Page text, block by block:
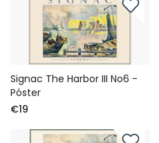
Signac The Harbor III No6 -
Póster
€19